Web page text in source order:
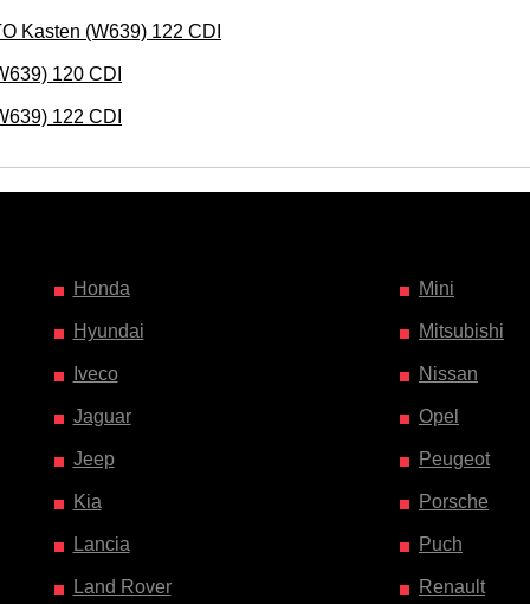
Kasten (W639) 122 CDI
120 CDI
122 CDI
Honda
Hyundai
Iveco
Jaguar
Jeep
Kia
Lancia
Land Rover
Mini
Mitsubishi
Nissan
Opel
Peugeot
Porsche
Puch
Renault